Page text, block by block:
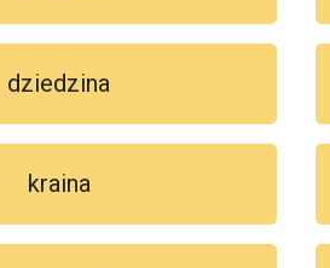
dziedzina
kraina